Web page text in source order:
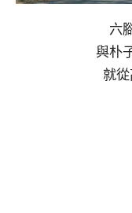
六
與朴
就